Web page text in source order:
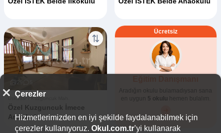
Üsküdar / Kuzguncuk Mah.
Özel Kuzguncuk İmece
Anaokulu
Ücretsiz
Aradığın okulu bulamadıysan sana
en uygun 5 okulu hemen bulalım.
Çerezler
Hizmetlerimizden en iyi şekilde faydalanabilmek için
çerezler kullanıyoruz. Okul.com.tr’yi kullanarak